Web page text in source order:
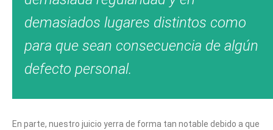
demasiados lugares distintos como
para que sean consecuencia de algún
defecto personal.
En parte, nuestro juicio yerra de forma tan notable debido a que